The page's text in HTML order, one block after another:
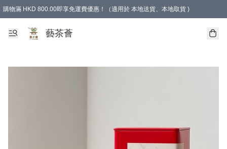
購物滿 HKD 800.00即享免運費優惠！（適用於 本地送貨、本地取貨 )
藝茶薈